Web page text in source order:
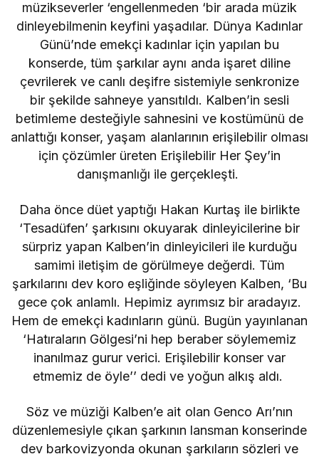
müzikseverler ‘engellenmeden ‘bir arada müzik
dinleyebilmenin keyfini yaşadılar. Dünya Kadınlar
Günü’nde emekçi kadınlar için yapılan bu
konserde, tüm şarkılar aynı anda işaret diline
çevrilerek ve canlı deşifre sistemiyle senkronize
bir şekilde sahneye yansıtıldı. Kalben’in sesli
betimleme desteğiyle sahnesini ve kostümünü de
anlattığı konser, yaşam alanlarının erişilebilir olması
için çözümler üreten Erişilebilir Her Şey’in
danışmanlığı ile gerçekleşti.
Daha önce düet yaptığı Hakan Kurtaş ile birlikte
‘Tesadüfen’ şarkısını okuyarak dinleyicilerine bir
sürpriz yapan Kalben’in dinleyicileri ile kurduğu
samimi iletişim de görülmeye değerdi. Tüm
şarkılarını dev koro eşliğinde söyleyen Kalben, ‘Bu
gece çok anlamlı. Hepimiz ayrımsız bir aradayız.
Hem de emekçi kadınların günü. Bugün yayınlanan
‘Hatıraların Gölgesi’ni hep beraber söylememiz
inanılmaz gurur verici. Erişilebilir konser var
etmemiz de öyle’’ dedi ve yoğun alkış aldı.
Söz ve müziği Kalben’e ait olan Genco Arı’nın
düzenlemesiyle çıkan şarkının lansman konserinde
dev barkovizyonda okunan şarkıların sözleri ve